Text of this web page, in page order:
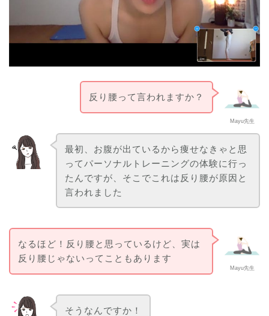
Mayu先生
反り腰って言われますか？
最初、お腹が出ているから痩せなきゃと思
ってパーソナルトレーニングの体験に行っ
たんですが、そこでこれは反り腰が原因と
言われました
Mayu先生
なるほど！反り腰と思っているけど、実は
反り腰じゃないってこともあります
そうなんですか！